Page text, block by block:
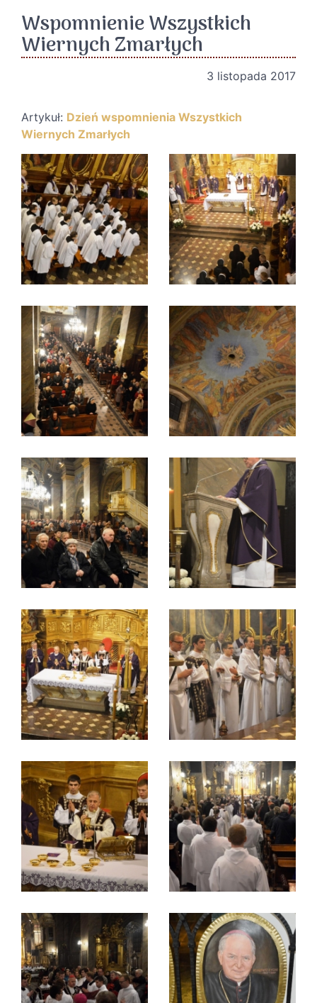
Wspomnienie Wszystkich
Wiernych Zmarłych
3 listopada 2017
Artykuł: Dzień wspomnienia Wszystkich
Wiernych Zmarłych